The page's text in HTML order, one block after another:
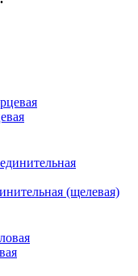
(щелевая)